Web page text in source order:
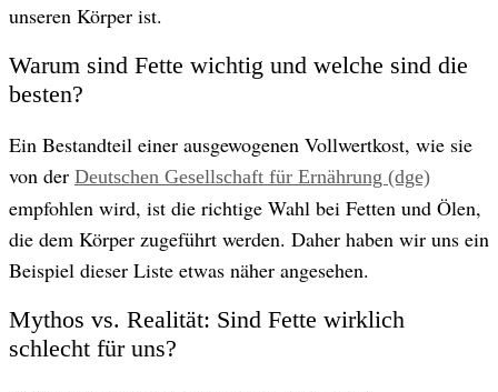
unseren Körper ist.
Warum sind Fette wichtig und welche sind die
besten?
Ein Bestandteil einer ausgewogenen Vollwertkost, wie sie
von der Deutschen Gesellschaft für Ernährung (dge)
empfohlen wird, ist die richtige Wahl bei Fetten und Ölen,
die dem Körper zugeführt werden. Daher haben wir uns ein
Beispiel dieser Liste etwas näher angesehen.
Mythos vs. Realität: Sind Fette wirklich
schlecht für uns?